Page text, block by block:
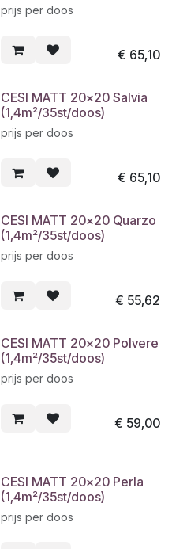
prijs per doos
€ 65,10
CESI MATT 20x20 Salvia
(1,4m²/35st/doos)
prijs per doos
€ 65,10
CESI MATT 20x20 Quarzo
(1,4m²/35st/doos)
prijs per doos
€ 55,62
CESI MATT 20x20 Polvere
(1,4m²/35st/doos)
prijs per doos
€ 59,00
CESI MATT 20x20 Perla
(1,4m²/35st/doos)
prijs per doos